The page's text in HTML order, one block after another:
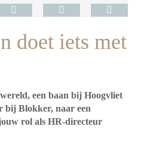
doet iets met
een baan bij Hoogvliet
bij Blokker, naar een
rol als HR-directeur